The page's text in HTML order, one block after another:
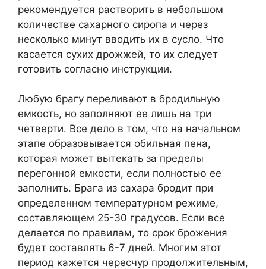
рекомендуется растворить в небольшом
количестве сахарного сиропа и через
несколько минут вводить их в сусло. Что
касается сухих дрожжей, то их следует
готовить согласно инструкции.
Любую брагу переливают в бродильную
емкость, но заполняют ее лишь на три
четверти. Все дело в том, что на начальном
этапе образовывается обильная пена,
которая может вытекать за пределы
перегонной емкости, если полностью ее
заполнить. Брага из сахара бродит при
определенном температурном режиме,
составляющем 25-30 градусов. Если все
делается по правилам, то срок брожения
будет составлять 6-7 дней. Многим этот
период кажется чересчур продолжительным,